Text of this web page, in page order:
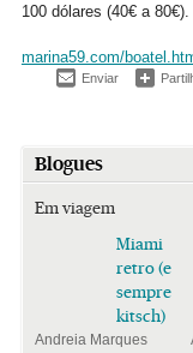
100 dólares (40€ a 80€).
marina59.com/
Enviar
Blogues
Em viagem
Miami
retro (e
sempre
kitsch)
Andreia Marques